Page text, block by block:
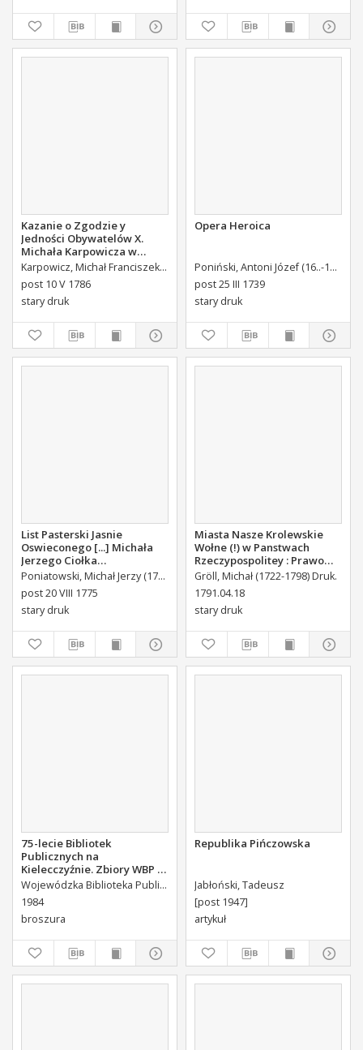
Kazanie o Zgodzie y
Jedności Obywatelów X.
Michała Karpowicza w
Uroczystosc Imienin [...]
Stanisława Augusta Krola
Miane [...].
Karpowicz, Michał Franciszek (1744-1803)
post 10 V 1786
stary druk
Opera Heroica
Poniński, Antoni Józef (16..-1742).
post 25 III 1739
stary druk
List Pasterski Jasnie
Oswieconego [...] Michała
Jerzego Ciołka
Poniatowskiego Biskupa
Płockiego Xiązęcia
Pułtuskiego [...] Do Oboyga
Stanu Tak Duchownego,
Swoiey Roku Panskiego
1775 [...] Wydany.
Poniatowski, Michał Jerzy (1736-1794)
post 20 VIII 1775
stary druk
Miasta Nasze Krolewskie
Wołne (!) w Panstwach
Rzeczypospolitey : Prawo
uchwalone Dnia 18.
kwietnia 1791.
Gröll, Michał (1722-1798) Druk.
1791.04.18
stary druk
75-lecie Bibliotek
Publicznych na
Kielecczyźnie. Zbiory WBP w
Kielcach. Katalog wystawy.Wojewódzka Biblioteka Publiczna (Kielce)
1984
broszura
Republika Pińczowska
Jabłoński, Tadeusz
[post 1947]
artykuł